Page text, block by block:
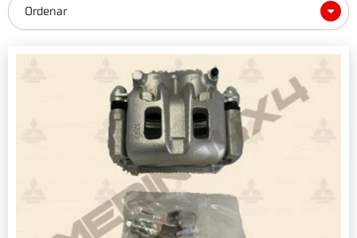
Ordenar